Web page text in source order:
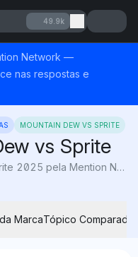
49.9k
Network —
nas respostas e
MOUNTAIN DEW VS SPRITE
vs Sprite
Mountain Dew vs Sprite 2025 pela Mention Network: A Visibilidade de IA compara sabor, doçura e cafeína para revelar qual refrigerante cítrico se adapta melhor ao seu gosto.
MarcaTópico Comparado